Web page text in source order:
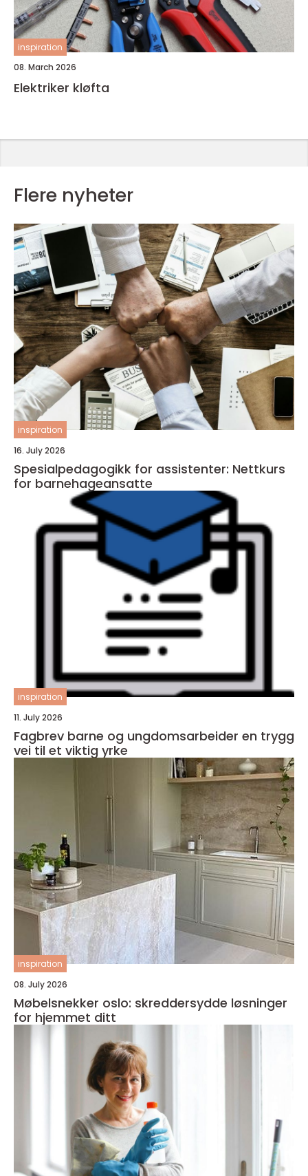
inspiration
08. March 2026
Elektriker kløfta
Flere nyheter
inspiration
16. July 2026
Spesialpedagogikk for assistenter: Nettkurs
for barnehageansatte
inspiration
11. July 2026
Fagbrev barne og ungdomsarbeider en trygg
vei til et viktig yrke
inspiration
08. July 2026
Møbelsnekker oslo: skreddersydde løsninger
for hjemmet ditt